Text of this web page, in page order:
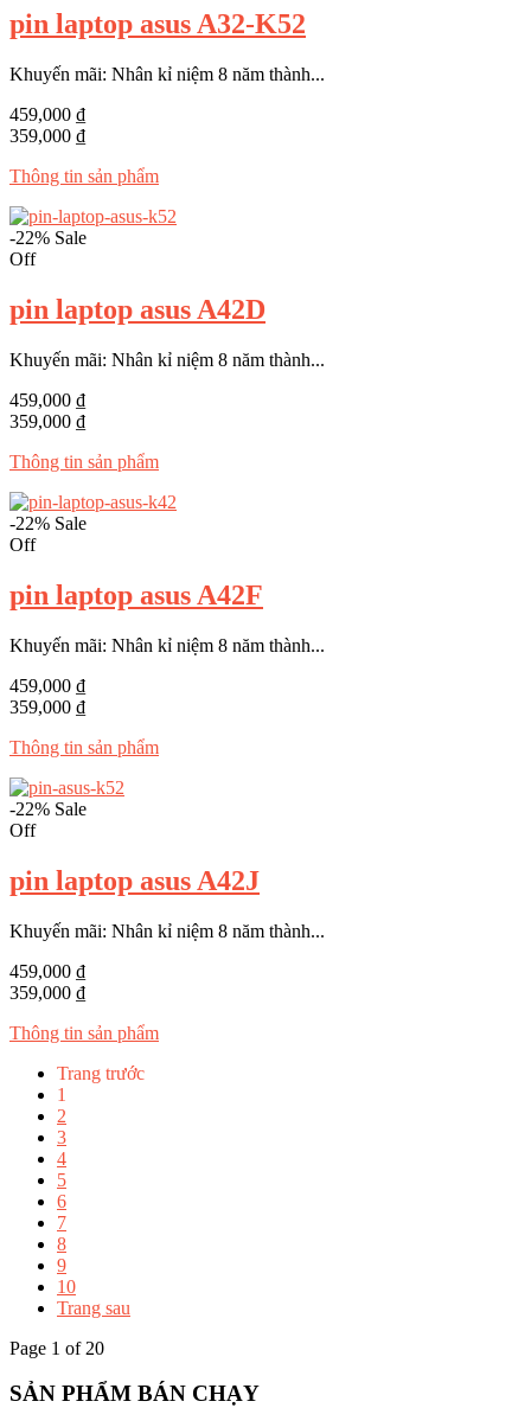
pin laptop asus A32-K52
Khuyến mãi: Nhân kỉ niệm 8 năm thành...
459,000 ₫
359,000 ₫
Thông tin sản phẩm
-22% Sale
Off
pin laptop asus A42D
Khuyến mãi: Nhân kỉ niệm 8 năm thành...
459,000 ₫
359,000 ₫
Thông tin sản phẩm
-22% Sale
Off
pin laptop asus A42F
Khuyến mãi: Nhân kỉ niệm 8 năm thành...
459,000 ₫
359,000 ₫
Thông tin sản phẩm
-22% Sale
Off
pin laptop asus A42J
Khuyến mãi: Nhân kỉ niệm 8 năm thành...
459,000 ₫
359,000 ₫
Thông tin sản phẩm
Trang trước
1
2
3
4
5
6
7
8
9
10
Trang sau
Page 1 of 20
SẢN PHẨM BÁN CHẠY